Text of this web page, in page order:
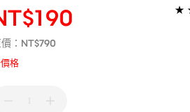
： NT$790
格